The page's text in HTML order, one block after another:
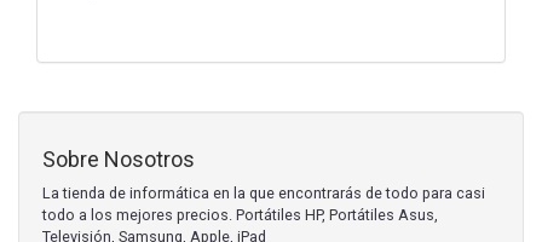
Sobre Nosotros
La tienda de informática en la que encontrarás de todo para casi
todo a los mejores precios. Portátiles HP, Portátiles Asus,
Televisión, Samsung, Apple, iPad